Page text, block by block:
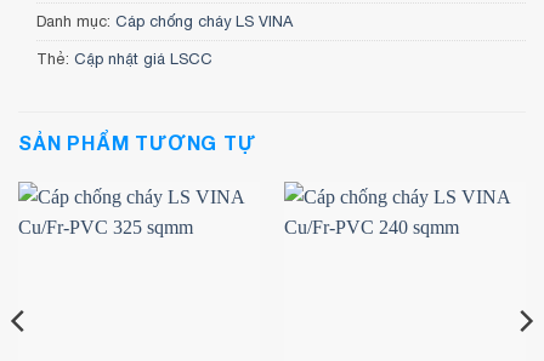
Danh mục: Cáp chống cháy LS VINA
Thẻ: Cập nhật giá LSCC
SẢN PHẨM TƯƠNG TỰ